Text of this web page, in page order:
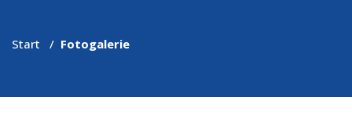
Start / Fotogalerie